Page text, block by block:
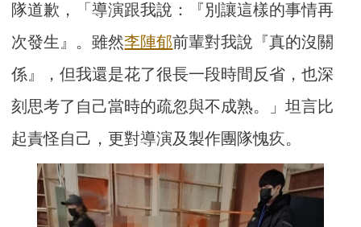
隊道歉，「導演跟我說：『別讓這樣的事情再
次發生』。雖然李陣郁前輩對我說『真的沒關
係』，但我還是花了很長一段時間反省，也深
刻思考了自己當時的疏忽與不成熟。」坦言比
起責怪自己，更對導演及製作團隊愧疚。